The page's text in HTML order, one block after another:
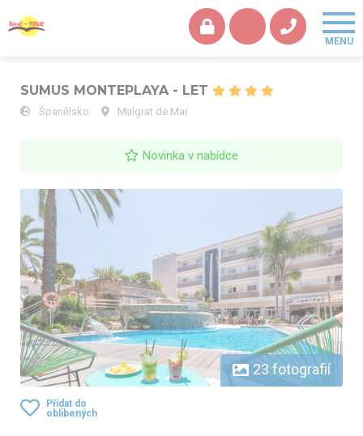
SUMUS MONTEPLAYA - LET
Španělsko Malgrat de Mar
Novinka v nabídce
SUMUS MONTEPLAYA - LET - hotel, bazén
23 fotografií
Přidat do
oblíbených